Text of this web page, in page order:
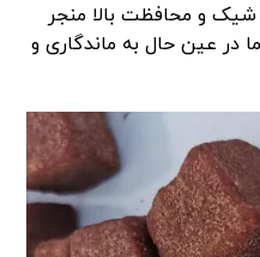
و محافظت بالا منجر
در عین حال به ماندگاری و